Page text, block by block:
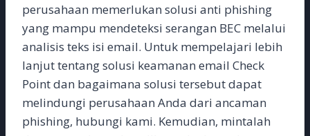
perusahaan memerlukan solusi anti phishing
yang mampu mendeteksi serangan BEC melalui
analisis teks isi email. Untuk mempelajari lebih
lanjut tentang solusi keamanan email Check
Point dan bagaimana solusi tersebut dapat
melindungi perusahaan Anda dari ancaman
phishing, hubungi kami. Kemudian, mintalah